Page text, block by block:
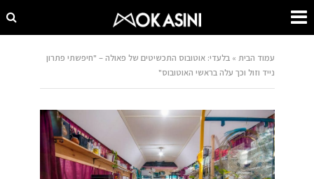
עמוד הבית »בלעדי: אוטובוס התכשיטים של פאולה – "חיפשתי פתרון
נייד וזול וכך עלה בראשי האוטובוס"